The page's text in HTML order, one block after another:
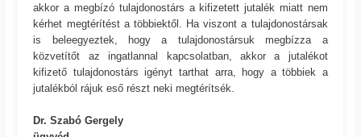
akkor a megbízó tulajdonostárs a kifizetett jutalék miatt nem
kérhet megtérítést a többiektől. Ha viszont a tulajdonostársak
is beleegyeztek, hogy a tulajdonostársuk megbízza a
közvetítőt az ingatlannal kapcsolatban, akkor a jutalékot
kifizető tulajdonostárs igényt tarthat arra, hogy a többiek a
jutalékból rájuk eső részt neki megtérítsék.
Dr. Szabó Gergely